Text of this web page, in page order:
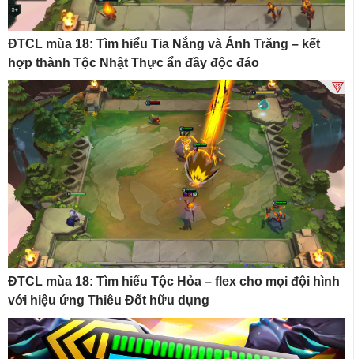
ĐTCL mùa 18: Tìm hiểu Tia Nắng và Ánh Trăng – kết
hợp thành Tộc Nhật Thực ẩn đầy độc đáo
ĐTCL mùa 18: Tìm hiểu Tộc Hỏa – flex cho mọi đội hình
với hiệu ứng Thiêu Đốt hữu dụng